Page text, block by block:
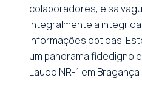
colaboradores, e
integralmente a
informações obtidas.
um panorama fidedigno
Laudo NR-1 em Bragança